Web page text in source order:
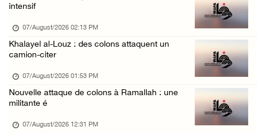
06/August/2026 07:43 PM
Deux blessés, dont un adolescent, lors d’une ...
06/August/2026 07:10 PM
Les forces israéliennes ferment les abords d ...
intensif
07/August/2026 02:13 PM
Khalayel al-Louz : des colons attaquent un
camion-citer
07/August/2026 01:53 PM
Nouvelle attaque de colons à Ramallah : une
militante é
07/August/2026 12:31 PM